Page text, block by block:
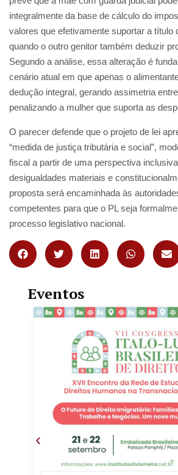
integralmente da base de cálculo do
valores que efetivamente suportar a título
quando o outro genitor também deduzir
Segundo a análise, essa alteração é
cenário atual em que apenas o
dedução integral, gerando assimetria
penalizando a mulher que suporta as
O parecer defende que o projeto de lei
“medida de justiça tributária e social”,
fiscal a partir de uma perspectiva
desigualdades materiais e
proposta será encaminhada às
competentes para que o PL seja
processo legislativo nacional.
Eventos